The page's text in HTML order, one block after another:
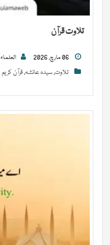
تلاوت قرآن
العلماء
تلاوت,سیدہ عائشہ,قرآن کریم